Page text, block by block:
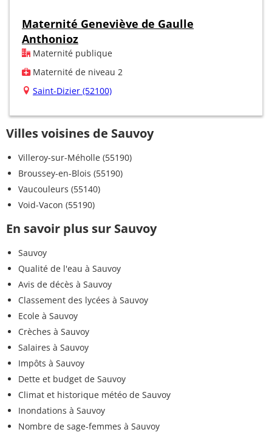
Maternité Geneviève de Gaulle
Anthonioz
Maternité publique
Maternité de niveau 2
Saint-Dizier (52100)
Villes voisines de Sauvoy
Villeroy-sur-Méholle (55190)
Broussey-en-Blois (55190)
Vaucouleurs (55140)
Void-Vacon (55190)
En savoir plus sur Sauvoy
Sauvoy
Qualité de l'eau à Sauvoy
Avis de décès à Sauvoy
Classement des lycées à Sauvoy
Ecole à Sauvoy
Crèches à Sauvoy
Salaires à Sauvoy
Impôts à Sauvoy
Dette et budget de Sauvoy
Climat et historique météo de Sauvoy
Inondations à Sauvoy
Nombre de sage-femmes à Sauvoy